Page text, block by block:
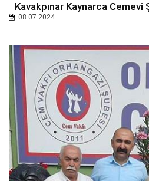
Kavakpınar Kaynarca
08.07.2024